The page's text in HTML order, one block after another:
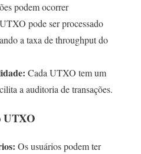
podem ocorrer
pode ser processado
a taxa de throughput do
Cada UTXO tem um
a auditoria de transações.
UTXO
Os usuários podem ter